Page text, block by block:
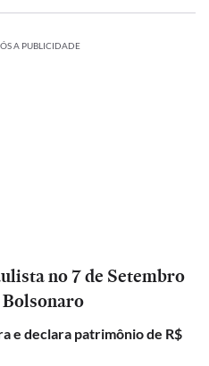
A PUBLICIDADE
no 7 de Setembro
e declara patrimônio de R$